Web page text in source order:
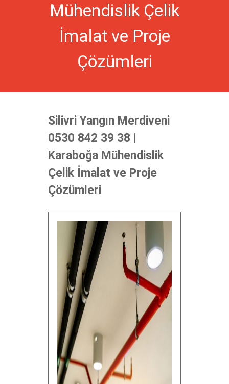
Mühendislik Çelik
İmalat ve Proje
Çözümleri
Silivri Yangın Merdiveni
0530 842 39 38 |
Karaboğa Mühendislik
Çelik İmalat ve Proje
Çözümleri